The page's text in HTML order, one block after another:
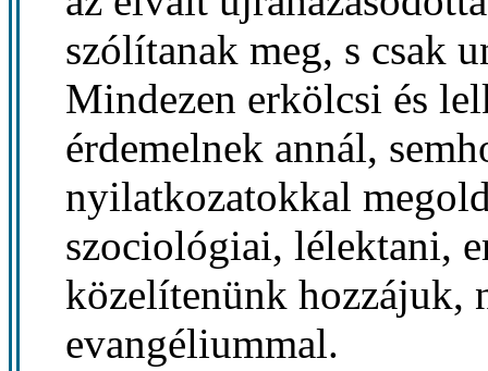
szólítanak meg, s csak
Mindezen erkölcsi és
érdemelnek annál,
nyilatkozatokkal
szociológiai, lélektani,
közelítenünk hozzájuk,
evangéliummal.